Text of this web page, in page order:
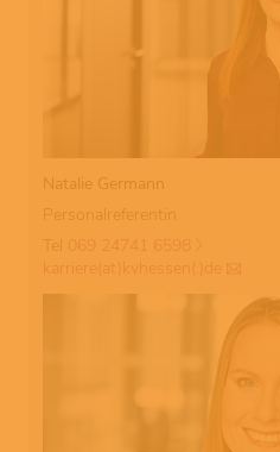
Natalie Germann
Personalreferentin
Tel 069 24741 6598
karriere(at)kvhessen(.)de